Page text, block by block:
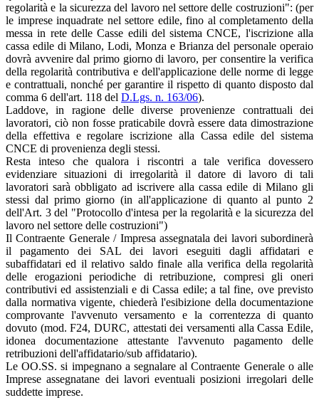
regolarità e la sicurezza del lavoro nel settore delle costruzioni": (per
le imprese inquadrate nel settore edile, fino al completamento della
messa in rete delle Casse edili del sistema CNCE, l'iscrizione alla
cassa edile di Milano, Lodi, Monza e Brianza del personale operaio
dovrà avvenire dal primo giorno di lavoro, per consentire la verifica
della regolarità contributiva e dell'applicazione delle norme di legge
e contrattuali, nonché per garantire il rispetto di quanto disposto dal
comma 6 dell'art. 118 del D.Lgs. n. 163/06).
Laddove, in ragione delle diverse provenienze contrattuali dei
lavoratori, ciò non fosse praticabile dovrà essere data dimostrazione
della effettiva e regolare iscrizione alla Cassa edile del sistema
CNCE di provenienza degli stessi.
Resta inteso che qualora i riscontri a tale verifica dovessero
evidenziare situazioni di irregolarità il datore di lavoro di tali
lavoratori sarà obbligato ad iscrivere alla cassa edile di Milano gli
stessi dal primo giorno (in all'applicazione di quanto al punto 2
dell'Art. 3 del "Protocollo d'intesa per la regolarità e la sicurezza del
lavoro nel settore delle costruzioni")
Il Contraente Generale / Impresa assegnatala dei lavori subordinerà
il pagamento dei SAL dei lavori eseguiti dagli affidatari e
subaffidatari ed il relativo saldo finale alla verifica della regolarità
delle erogazioni periodiche di retribuzione, compresi gli oneri
contributivi ed assistenziali e di Cassa edile; a tal fine, ove previsto
dalla normativa vigente, chiederà l'esibizione della documentazione
comprovante l'avvenuto versamento e la correntezza di quanto
dovuto (mod. F24, DURC, attestati dei versamenti alla Cassa Edile,
idonea documentazione attestante l'avvenuto pagamento delle
retribuzioni dell'affidatario/sub affidatario).
Le OO.SS. si impegnano a segnalare al Contraente Generale o alle
Imprese assegnatane dei lavori eventuali posizioni irregolari delle
suddette imprese.